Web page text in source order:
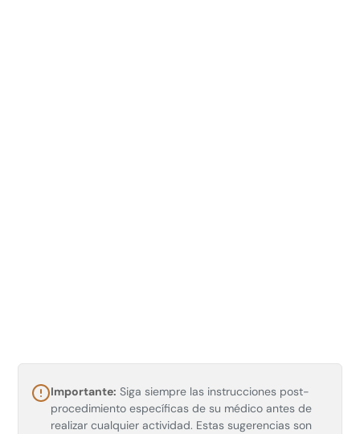
Tijuana Cultural Center (CECUT)
P.º de los Héroes 9350, Zona Urbana Rio
Tijuana, 22010 Tijuana, B.C., Mexico
Importante: Siga siempre las instrucciones post-
procedimiento específicas de su médico antes de
realizar cualquier actividad. Estas sugerencias son